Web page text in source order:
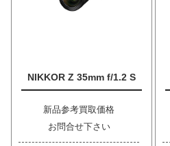
NIKKOR Z 35mm f/1.2 S
新品参考買取価格
お問合せ下さい